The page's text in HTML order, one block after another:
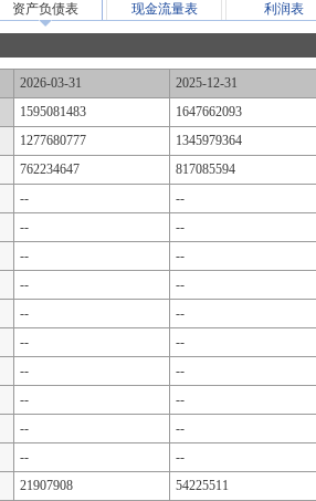
资产负债表 现金流量表 利润表
2026-03-31 2025-12-31
1595081483 1647662093
1277680777 1345979364
762234647 817085594
-- --
-- --
-- --
-- --
-- --
-- --
-- --
-- --
-- --
-- --
21907908 54225511